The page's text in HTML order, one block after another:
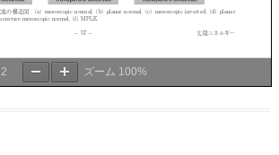
2 ズーム 100%